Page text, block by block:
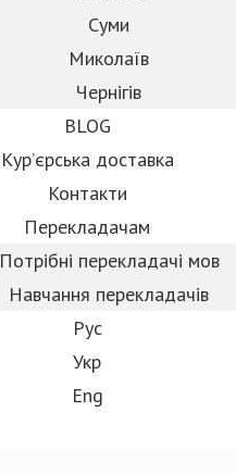
Суми
Миколаїв
Чернігів
BLOG
Кур’єрська доставка
Контакти
Перекладачам
Потрібні перекладачі мов
Навчання перекладачiв
Рус
Укр
Eng